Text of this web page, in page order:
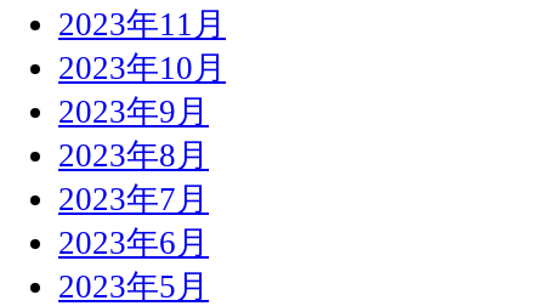
2023年11月
2023年10月
2023年9月
2023年8月
2023年7月
2023年6月
2023年5月